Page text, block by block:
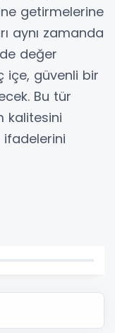
getirmelerine
aynı zamanda
değer
içe, güvenli bir
Bu tür
kalitesini
ifadelerini